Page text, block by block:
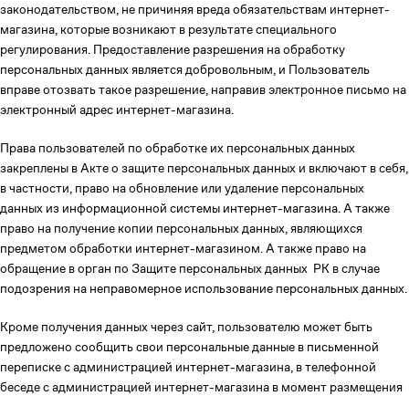
законодательством, не причиняя вреда обязательствам интернет-
магазина, которые возникают в результате специального
регулирования. Предоставление разрешения на обработку
персональных данных является добровольным, и Пользователь
вправе отозвать такое разрешение, направив электронное письмо на
электронный адрес интернет-магазина.
Права пользователей по обработке их персональных данных
закреплены в Акте о защите персональных данных и включают в себя,
в частности, право на обновление или удаление персональных
данных из информационной системы интернет-магазина. А также
право на получение копии персональных данных, являющихся
предметом обработки интернет-магазином. А также право на
обращение в орган по Защите персональных данных РК в случае
подозрения на неправомерное использование персональных данных.
Кроме получения данных через сайт, пользователю может быть
предложено сообщить свои персональные данные в письменной
переписке с администрацией интернет-магазина, в телефонной
беседе с администрацией интернет-магазина в момент размещения